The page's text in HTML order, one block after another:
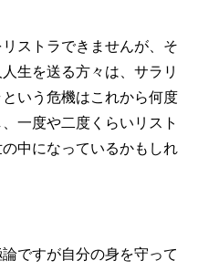
ストラできませんが、そ
生を送る方々は、サラリ
いう危機はこれから何度
一度や二度くらいリスト
中になっているかもしれ
ですが自分の身を守って